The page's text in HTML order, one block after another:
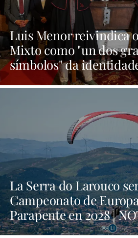
Luis Menor reivindica
Mixto como "un dos
símbolos" da
NOTICIAS XINZO
La Serra do Larouco
Campeonato de
Parapente en 2028 |
XINZO